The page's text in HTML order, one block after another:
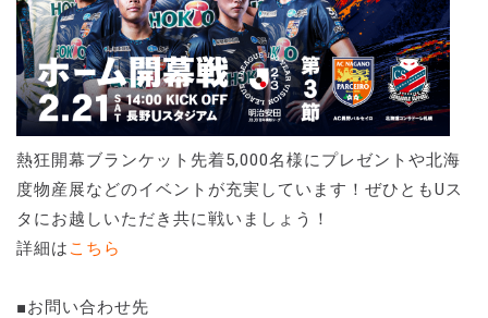
熱狂開幕ブランケット先着5,000名様にプレゼントや北海
度物産展などのイベントが充実しています！ぜひともUス
タにお越しいただき共に戦いましょう！
詳細は こちら
■お問い合わせ先